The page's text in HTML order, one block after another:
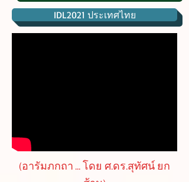
IDL2021 ประเทศไทย
(อารัมภกถา ... โดย ศ.ดร.สุทัศน์ ยก